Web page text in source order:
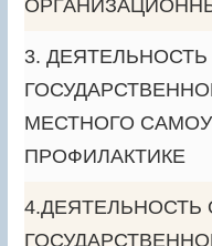
3.
МЕСТНОГО
ПРОФИЛАКТИКЕ
4.ДЕЯТЕЛЬНОСТЬ